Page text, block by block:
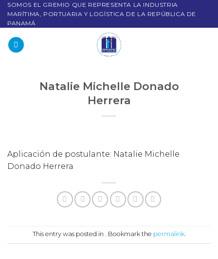
SOMOS EL GREMIO QUE REPRESENTA LA INDUSTRIA
MARÍTIMA, PORTUARIA Y LOGÍSTICA DE LA REPÚBLICA DE
PANAMÁ
Natalie Michelle Donado
Herrera
Aplicación de postulante: Natalie Michelle
Donado Herrera
This entry was posted in . Bookmark the permalink.